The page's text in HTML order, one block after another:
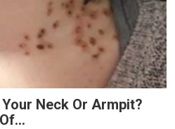
Neck Or Armpit?